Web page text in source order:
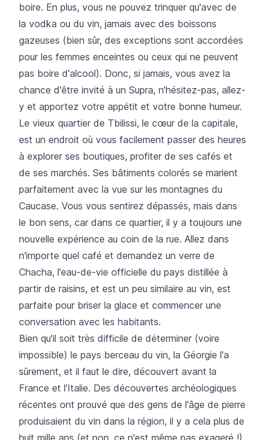
boire. En plus, vous ne pouvez trinquer qu'avec de
la vodka ou du vin, jamais avec des boissons
gazeuses (bien sûr, des exceptions sont accordées
pour les femmes enceintes ou ceux qui ne peuvent
pas boire d'alcool). Donc, si jamais, vous avez la
chance d'être invité à un Supra, n'hésitez-pas, allez-
y et apportez votre appétit et votre bonne humeur.
Le vieux quartier de Tbilissi, le cœur de la capitale,
est un endroit où vous facilement passer des heures
à explorer ses boutiques, profiter de ses cafés et
de ses marchés. Ses bâtiments colorés se marient
parfaitement avec la vue sur les montagnes du
Caucase. Vous vous sentirez dépassés, mais dans
le bon sens, car dans ce quartier, il y a toujours une
nouvelle expérience au coin de la rue. Allez dans
n'importe quel café et demandez un verre de
Chacha, l'eau-de-vie officielle du pays distillée à
partir de raisins, et est un peu similaire au vin, est
parfaite pour briser la glace et commencer une
conversation avec les habitants.
Bien qu'il soit très difficile de déterminer (voire
impossible) le pays berceau du vin, la Géorgie l'a
sûrement, et il faut le dire, découvert avant la
France et l'Italie. Des découvertes archéologiques
récentes ont prouvé que des gens de l'âge de pierre
produisaient du vin dans la région, il y a cela plus de
huit mille ans (et non, ce n'est même pas exageré !).